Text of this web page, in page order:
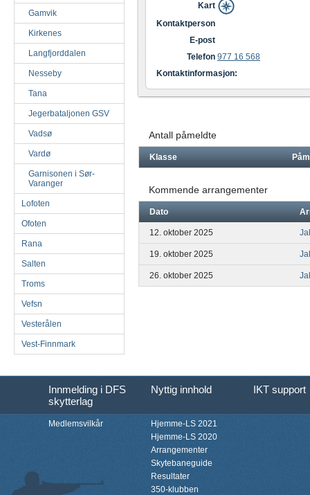
Gamvik
Kirkenes
Langfjorddalen
Nesseby
Tana
Jegerbataljonen GSV
Vadsø
Vardø
Garnisonen i Sør-
Varanger
Lofoten
Ofoten
Rana
Salten
Troms
Vefsn
Vesterålen
Vest-Finnmark
Kart
Kontaktperson
E-post
Telefon 977 16 568
Kontaktinformasjon:
Antall påmeldte
Klasse
Kommende arrangementer
Dato
12. oktober 2025
19. oktober 2025
26. oktober 2025
Innmelding i DFS
skytterlag
Nyttig innhold IKT support
Medlemsvilkår
Hjemme-LS 2021
Hjemme-LS 2020
Arrangementer
Skytebaneguide
Resultater
350-klubben